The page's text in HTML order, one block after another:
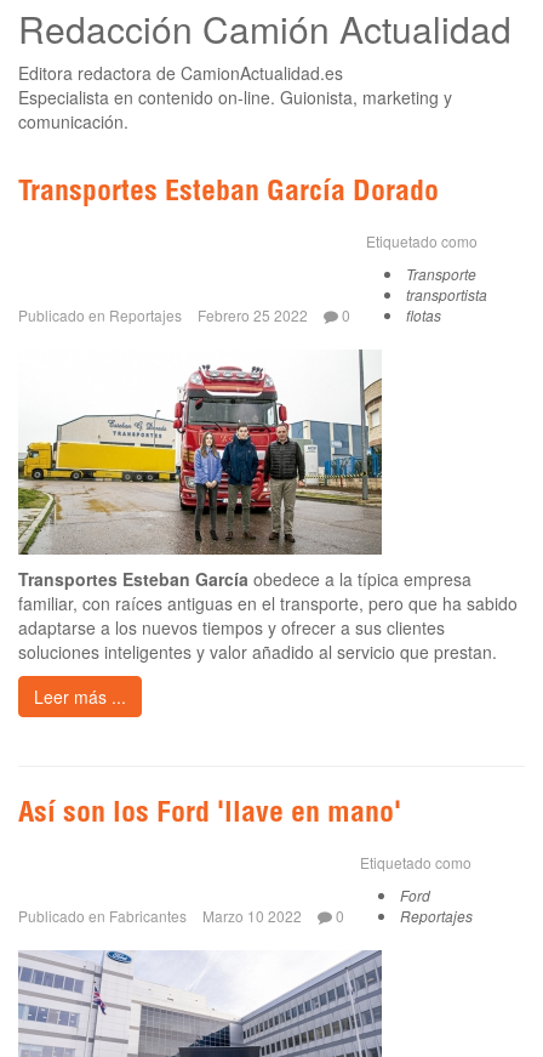
Redacción Camión Actualidad
Editora redactora de CamionActualidad.es
Especialista en contenido on-line. Guionista, marketing y
comunicación.
Transportes Esteban García Dorado
Publicado en Reportajes Febrero 25 2022 0
Etiquetado como
Transporte
transportista
flotas
Transportes Esteban García obedece a la típica empresa
familiar, con raíces antiguas en el transporte, pero que ha sabido
adaptarse a los nuevos tiempos y ofrecer a sus clientes
soluciones inteligentes y valor añadido al servicio que prestan.
Leer más ...
Así son los Ford 'llave en mano'
Publicado en Fabricantes Marzo 10 2022 0
Etiquetado como
Ford
Reportajes